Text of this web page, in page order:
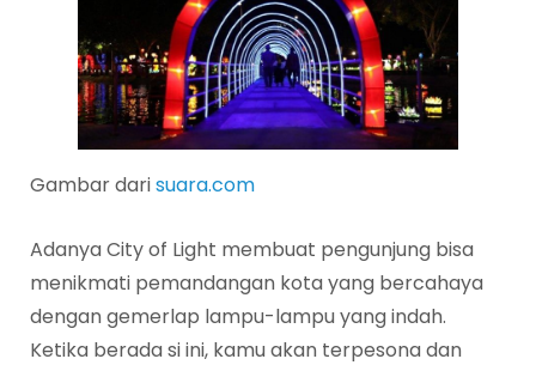
Gambar darisuara.com
Adanya City of Light membuat pengunjung bisa
menikmati pemandangan kota yang bercahaya
dengan gemerlap lampu-lampu yang indah.
Ketika berada si ini, kamu akan terpesona dan